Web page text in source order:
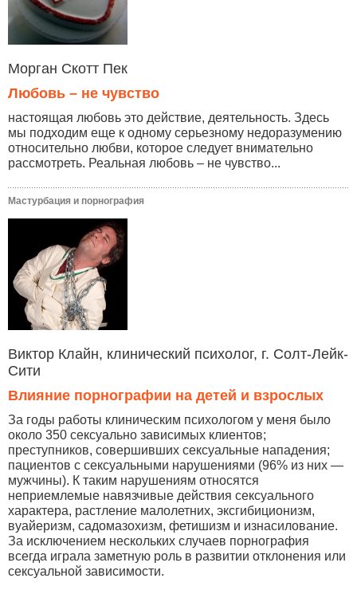
Морган Скотт Пек
Любовь – не чувство
настоящая любовь это действие, деятельность. Здесь
мы подходим еще к одному серьезному недоразумению
относительно любви, которое следует внимательно
рассмотреть. Реальная любовь – не чувство...
Мастурбация и порнография
Виктор Клайн, клинический психолог, г. Солт-Лейк-
Сити
Влияние порнографии на детей и взрослых
За годы работы клиническим психологом у меня было
около 350 сексуально зависимых клиентов;
преступников, совершивших сексуальные нападения;
пациентов с сексуальными нарушениями (96% из них —
мужчины). К таким нарушениям относятся
неприемлемые навязчивые действия сексуального
характера, растление малолетних, эксгибиционизм,
вуайеризм, садомазохизм, фетишизм и изнасилование.
За исключением нескольких случаев порнография
всегда играла заметную роль в развитии отклонения или
сексуальной зависимости.